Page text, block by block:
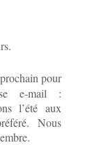
prochain pour
e-mail :
l’été aux
Nous